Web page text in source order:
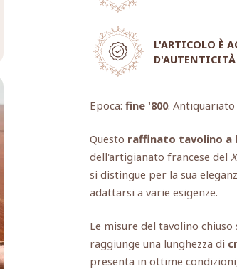
L'ARTICOLO È
D'AUTENTICITÀ
Epoca: fine '800.
Questo raffinato tavolino a
dell'artigianato francese del
si distingue per la sua
adattarsi a varie esigenze.
Le misure del tavolino chiuso
raggiunge una lunghezza di
presenta in ottime